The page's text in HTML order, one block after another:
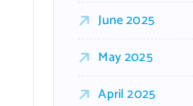
June 2025
May 2025
April 2025